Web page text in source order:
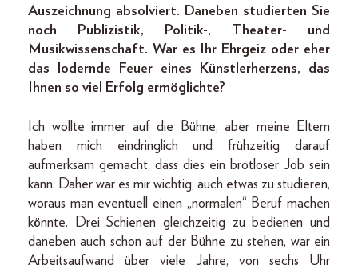
Auszeichnung absolviert. Daneben studierten Sie
noch Publizistik, Politik-, Theater- und
Musikwissenschaft. War es Ihr Ehrgeiz oder eher
das lodernde Feuer eines Künstlerherzens, das
Ihnen so viel Erfolg ermöglichte?
Ich wollte immer auf die Bühne, aber meine Eltern
haben mich eindringlich und frühzeitig darauf
aufmerksam gemacht, dass dies ein brotloser Job sein
kann. Daher war es mir wichtig, auch etwas zu studieren,
woraus man eventuell einen „normalen“ Beruf machen
könnte. Drei Schienen gleichzeitig zu bedienen und
daneben auch schon auf der Bühne zu stehen, war ein
Arbeitsaufwand über viele Jahre, von sechs Uhr